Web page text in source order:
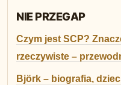
NIE PRZEGAP
Czym jest SCP?
rzeczywiste –
Björk – biografia,